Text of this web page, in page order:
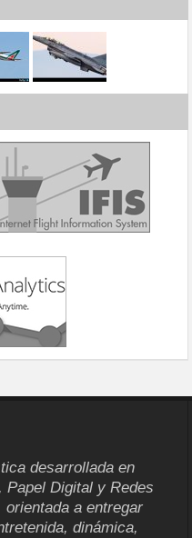
desarrollada en
Papel Digital y Redes
a entregar
dinámica,